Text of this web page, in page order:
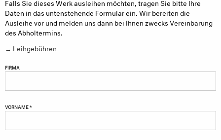
Daten in das untenstehende Formular ein. Wir bereiten die
Ausleihe vor und melden uns dann bei Ihnen zwecks Vereinbarung
des Abholtermins.
→ Leihgebühren
FIRMA
VORNAME *